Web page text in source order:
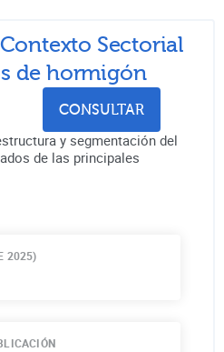
Sectorial
de hormigón
CONSULTAR
y segmentación del
de las principales
2025)